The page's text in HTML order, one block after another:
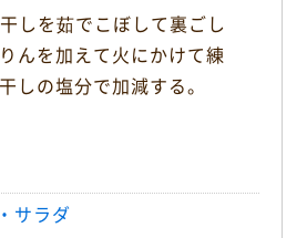
干しを茹でこぼして裏ごし
んを加えて火にかけて練
しの塩分で加減する。
サラダ